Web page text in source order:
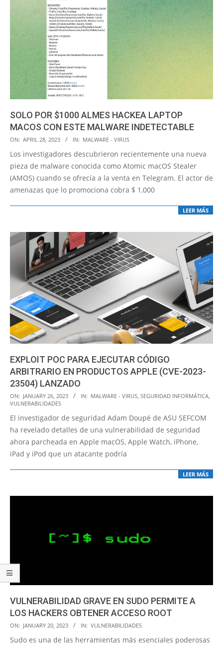
SOLO POR $1000 ALMES HACKEA LAPTOP
MACOS CON ESTE MALWARE INDETECTABLE
2023-
04-
28
ON: APRIL 28, 2023 IN: MALWARE - VIRUS
Los investigadores descubrieron recientemente una nueva
pieza de malware conocida como Atomic macOS Stealer
(AMOS) cuando se ofrecía a la venta en Telegram. El actor de
amenazas que lo promociona cobra $ 1,000
LEER MÁS
EXPLOIT POC PARA EJECUTAR CÓDIGO
ARBITRARIO EN PRODUCTOS APPLE (CVE-2023-
23504) LANZADO
2023-
01-
26
ON: JANUARY 26, 2023 IN: MALWARE - VIRUS SEGURIDAD INFORMÁTICA
VULNERABILIDADES
El investigador de seguridad Adam Doupé de ASU SEFCOM
ha revelado detalles de una vulnerabilidad de seguridad
ahora parcheada en Apple macOS, Apple Watch, iPhone,
iPad y iPod que un atacante podría
LEER MÁS
VULNERABILIDAD GRAVE EN SUDO PERMITE A
LOS HACKERS OBTENER ACCESO ROOT
2023-
01-
ON: JANUARY 20, 2023 IN: VULNERABILIDADES
Sudo es una de las herramientas más esenciales poderosas